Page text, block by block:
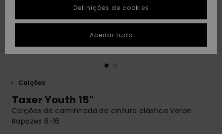
Coleções
Highlights
conversa para
obteres a
resposta mais
rápida à tua
conversa
PRESENTE
DESEJO
Calções
Taxer Youth 15"
Calções de caminhada de cintura elástica Verde
Rapazes 8-16
Definições de cookies
Aceitar tudo